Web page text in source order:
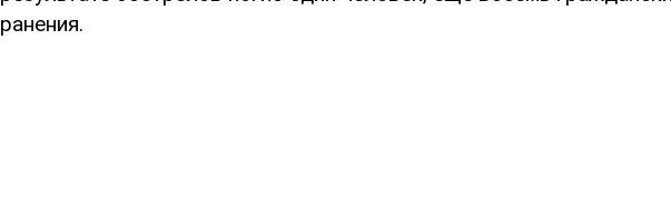
ранения.